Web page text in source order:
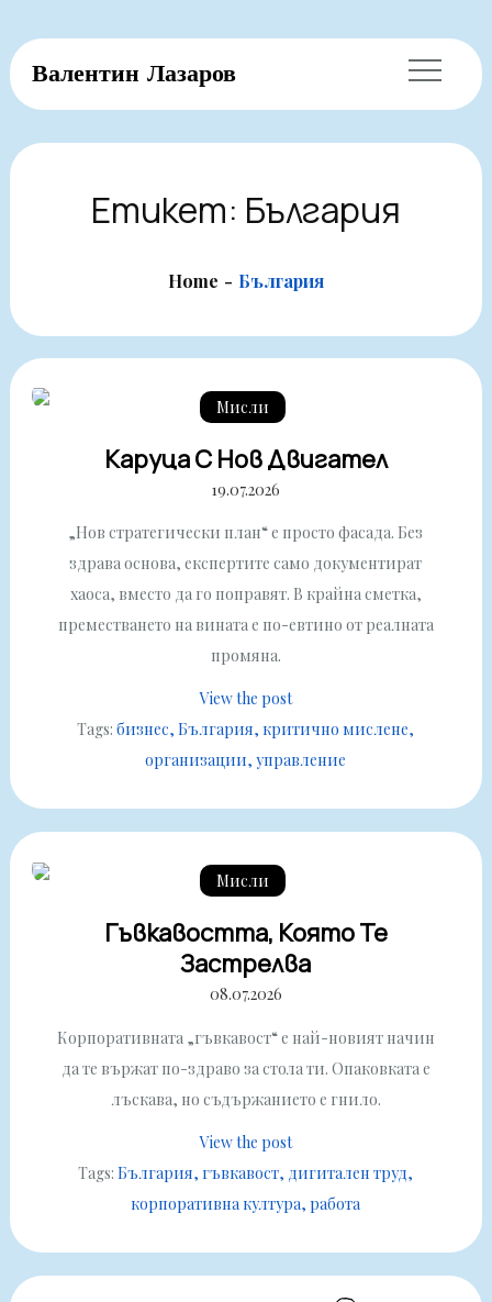
Skip
to
content
Валентин Лазаров
Етикет: България
Home България
Мисли
Каруца С Нов Двигател
19.07.2026
„Нов стратегически план“ е просто фасада. Без
здрава основа, експертите само документират
хаоса, вместо да го поправят. В крайна сметка,
преместването на вината е по-евтино от реалната
промяна.
View the post
Tags:бизнес България критично мислене
организации управление
Мисли
Гъвкавостта, Която Те
Застрелва
08.07.2026
Корпоративната „гъвкавост“ е най-новият начин
да те вържат по-здраво за стола ти. Опаковката е
лъскава, но съдържанието е гнило.
View the post
Tags:България гъвкавост дигитален труд
корпоративна култура работа